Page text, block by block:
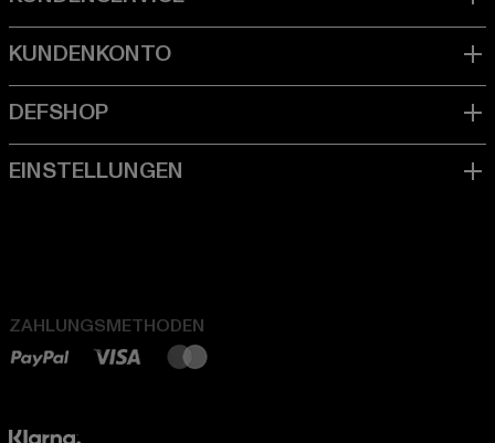
ZAHLUNGSMETHODEN